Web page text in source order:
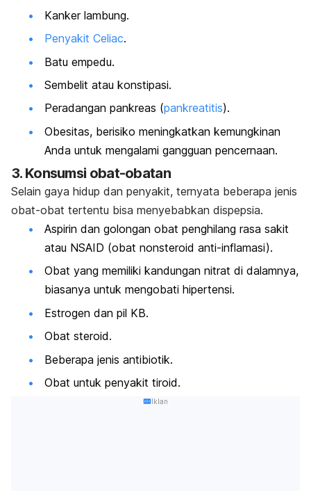
Kanker lambung.
Penyakit Celiac.
Batu empedu.
Sembelit atau konstipasi.
Peradangan pankreas (pankreatitis).
Obesitas, berisiko meningkatkan kemungkinan
Anda untuk mengalami gangguan pencernaan.
3. Konsumsi obat-obatan
Selain gaya hidup dan penyakit, ternyata beberapa jenis
obat-obat tertentu bisa menyebabkan dispepsia.
Aspirin dan golongan obat penghilang rasa sakit
atau NSAID (obat nonsteroid anti-inflamasi).
Obat yang memiliki kandungan nitrat di dalamnya,
biasanya untuk mengobati hipertensi.
Estrogen dan pil KB.
Obat steroid.
Beberapa jenis antibiotik.
Obat untuk penyakit tiroid.
Iklan